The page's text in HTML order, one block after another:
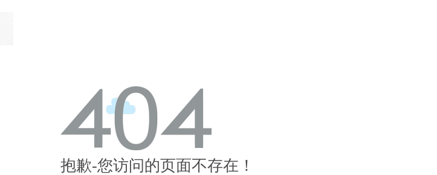
抱歉-您访问的页面不存在！